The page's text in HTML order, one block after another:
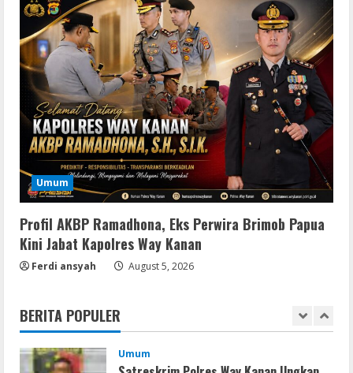
Umum
Profil AKBP Ramadhona, Eks Perwira Brimob Papua
Kini Jabat Kapolres Way Kanan
Ferdi ansyah August 5, 2026
BERITA POPULER
3 August 9, 2026
4
Resettools
Display Changer X Portable + Crack
[Final] (x64) Final FileCR
August 9, 2026
5
Img
Office 2019 LTSC Professional Plus
Debloated Tоrrеnt
1
Movies
Umum